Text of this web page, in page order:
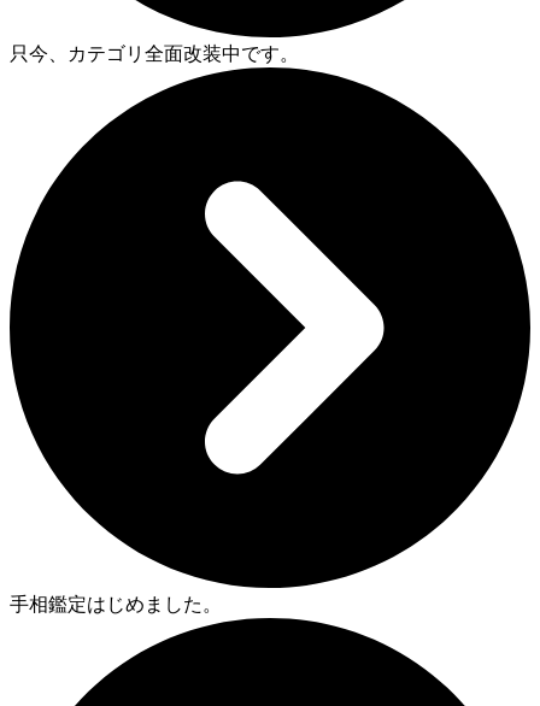
只今、カテゴリ全面改装中です。
手相鑑定はじめました。